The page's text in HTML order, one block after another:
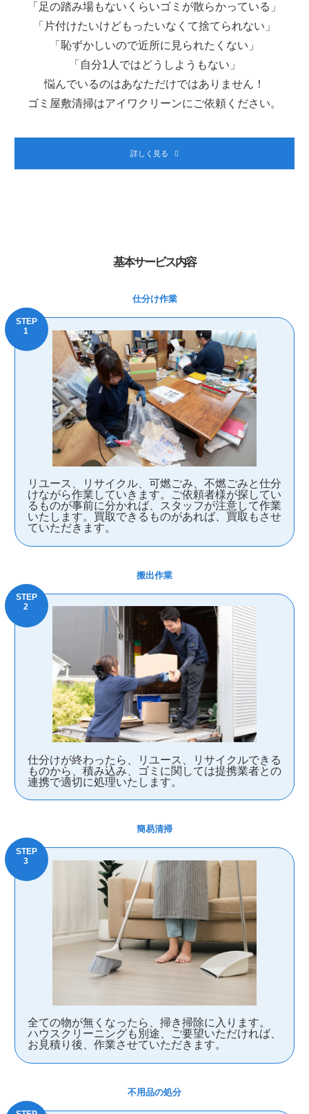
「足の踏み場もないくらいゴミが散らかっている」
「片付けたいけどもったいなくて捨てられない」
「恥ずかしいので近所に見られたくない」
「自分1人ではどうしようもない」
悩んでいるのはあなただけではありません！
ゴミ屋敷清掃はアイワクリーンにご依頼ください。
詳しく見る
基本サービス内容
仕分け作業
リユース、リサイクル、可燃ごみ、不燃ごみと仕分
けながら作業していきます。ご依頼者様が探してい
るものが事前に分かれば、スタッフが注意して作業
いたします。買取できるものがあれば、買取もさせ
ていただきます。
搬出作業
仕分けが終わったら、リユース、リサイクルできる
ものから、積み込み、ゴミに関しては提携業者との
連携で適切に処理いたします。
簡易清掃
全ての物が無くなったら、掃き掃除に入ります。
ハウスクリーニングも別途、ご要望いただければ、
お見積り後、作業させていただきます。
不用品の処分